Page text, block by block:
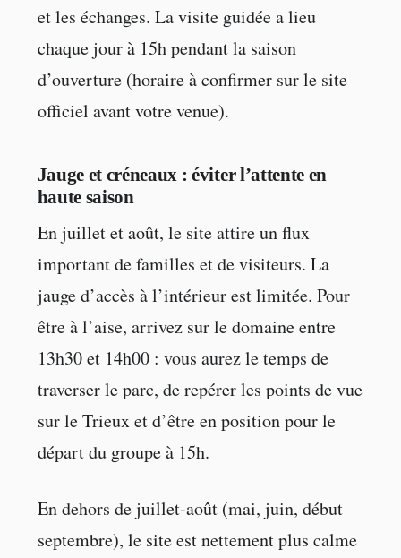
et les échanges. La visite guidée a lieu
chaque jour à 15h pendant la saison
d’ouverture (horaire à confirmer sur le site
officiel avant votre venue).
Jauge et créneaux : éviter l’attente en
haute saison
En juillet et août, le site attire un flux
important de familles et de visiteurs. La
jauge d’accès à l’intérieur est limitée. Pour
être à l’aise, arrivez sur le domaine entre
13h30 et 14h00 : vous aurez le temps de
traverser le parc, de repérer les points de vue
sur le Trieux et d’être en position pour le
départ du groupe à 15h.
En dehors de juillet-août (mai, juin, début
septembre), le site est nettement plus calme